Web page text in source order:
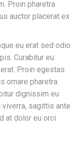
Proin pharetra
auctor placerat ex
eu erat sed odio
Curabitur eu
Proin egestas
ornare pharetra
dignissim eu
viverra, sagittis ante
at dolor eu orci